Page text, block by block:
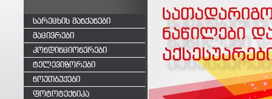
სარეცხის მანქანები
მაცივრები
კონდინციონერები
ტელევიზორები
ნოუთბუქები
ფოტოტექნიკა